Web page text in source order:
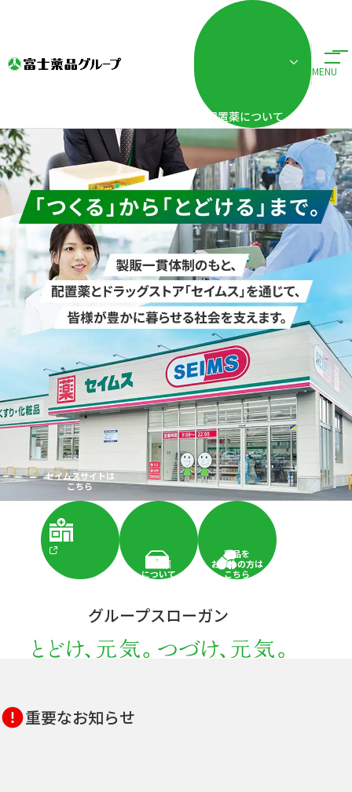
配置薬について
MENU
株式会社富士薬品
セイムスサイトは
こちら
配置薬
について
商品を
お求めの方は
こちら
グループスローガン
重要なお知らせ